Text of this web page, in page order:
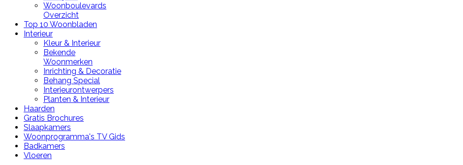
Woonboulevards
Overzicht
Top 10 Woonbladen
Interieur
Kleur & Interieur
Bekende
Woonmerken
Inrichting & Decoratie
Behang Special
Interieurontwerpers
Planten & Interieur
Haarden
Gratis Brochures
Slaapkamers
Woonprogramma's TV Gids
Badkamers
Vloeren